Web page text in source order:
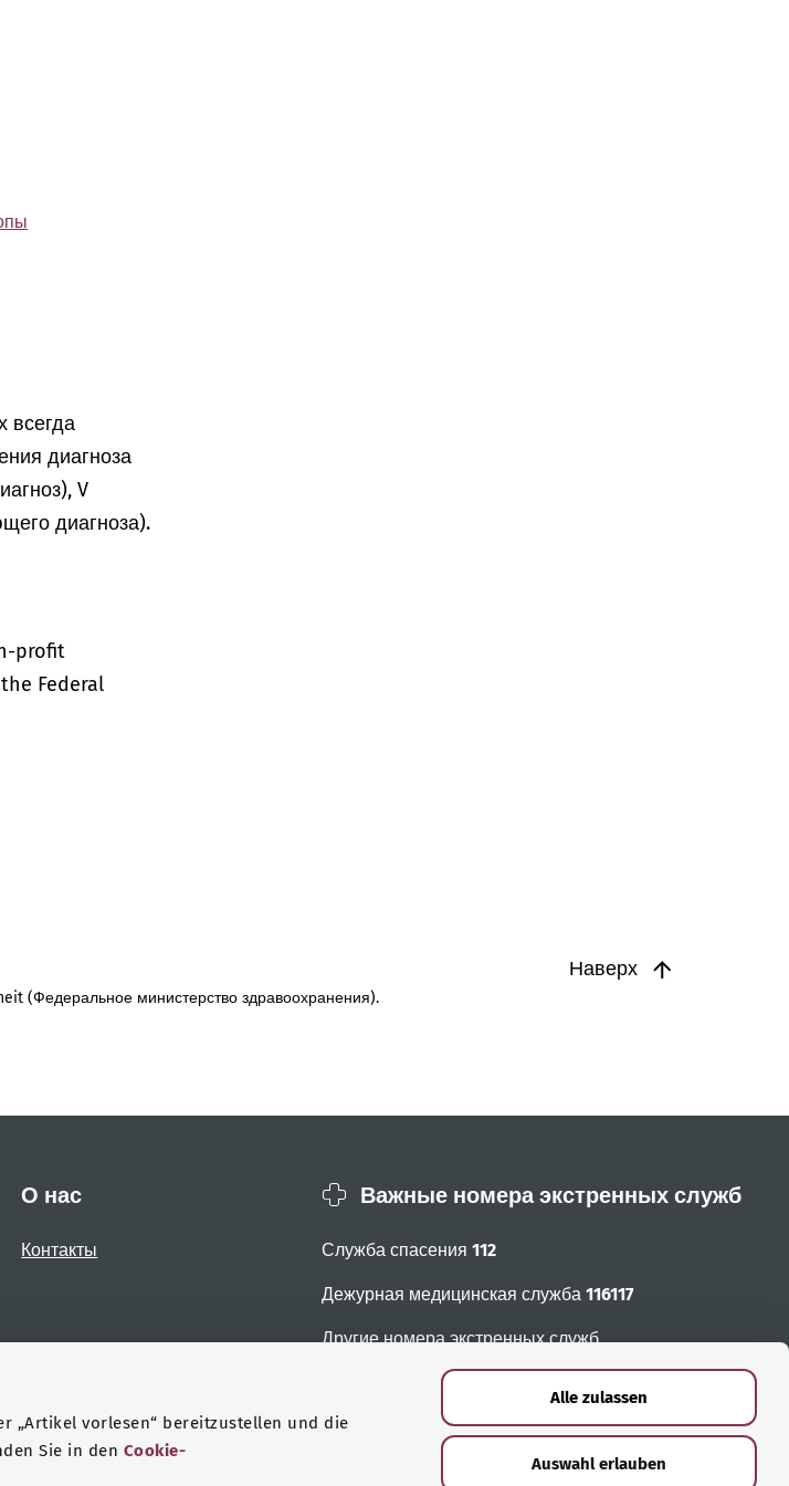
„Artikel vorlesen“ bereitzustellen und die
Sie in den Cookie-
Alle zulassen
Auswahl erlauben
всегда
диагноза
V
диагноза).
profit
Federal
Наверх
(Федеральное министерство здравоохранения).
О нас
Контакты
Важные номера экстренных служб
Служба спасения 112
Дежурная медицинская служба 116117
Другие номера экстренных служб